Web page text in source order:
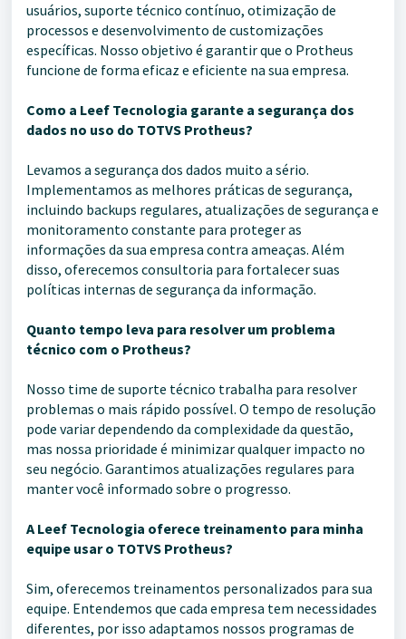
usuários, suporte técnico contínuo, otimização de
processos e desenvolvimento de customizações
específicas. Nosso objetivo é garantir que o Protheus
funcione de forma eficaz e eficiente na sua empresa.
Como a Leef Tecnologia garante a segurança dos
dados no uso do TOTVS Protheus?
Levamos a segurança dos dados muito a sério.
Implementamos as melhores práticas de segurança,
incluindo backups regulares, atualizações de segurança e
monitoramento constante para proteger as
informações da sua empresa contra ameaças. Além
disso, oferecemos consultoria para fortalecer suas
políticas internas de segurança da informação.
Quanto tempo leva para resolver um problema
técnico com o Protheus?
Nosso time de suporte técnico trabalha para resolver
problemas o mais rápido possível. O tempo de resolução
pode variar dependendo da complexidade da questão,
mas nossa prioridade é minimizar qualquer impacto no
seu negócio. Garantimos atualizações regulares para
manter você informado sobre o progresso.
A Leef Tecnologia oferece treinamento para minha
equipe usar o TOTVS Protheus?
Sim, oferecemos treinamentos personalizados para sua
equipe. Entendemos que cada empresa tem necessidades
diferentes, por isso adaptamos nossos programas de